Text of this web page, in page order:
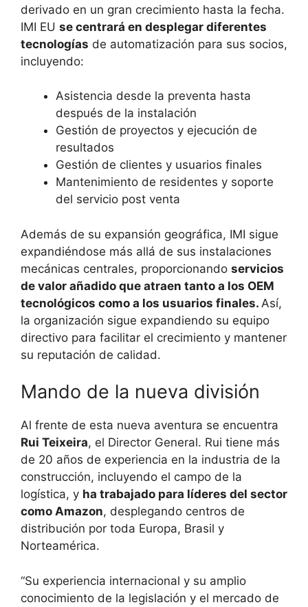
derivado en un gran crecimiento hasta la fecha.
IMI EU se centrará en desplegar diferentes
tecnologías de automatización para sus socios,
incluyendo:
Asistencia desde la preventa hasta
después de la instalación
Gestión de proyectos y ejecución de
resultados
Gestión de clientes y usuarios finales
Mantenimiento de residentes y soporte
del servicio post venta
Además de su expansión geográfica, IMI sigue
expandiéndose más allá de sus instalaciones
mecánicas centrales, proporcionando servicios
de valor añadido que atraen tanto a los OEM
tecnológicos como a los usuarios finales. Así,
la organización sigue expandiendo su equipo
directivo para facilitar el crecimiento y mantener
su reputación de calidad.
Mando de la nueva división
Al frente de esta nueva aventura se encuentra
Rui Teixeira, el Director General. Rui tiene más
de 20 años de experiencia en la industria de la
construcción, incluyendo el campo de la
logística, y ha trabajado para líderes del sector
como Amazon, desplegando centros de
distribución por toda Europa, Brasil y
Norteamérica.
“Su experiencia internacional y su amplio
conocimiento de la legislación y el mercado de